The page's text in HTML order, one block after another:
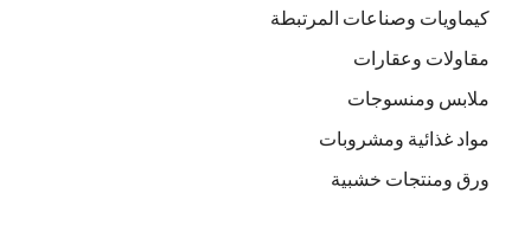
كيماويات وصناعات المرتبطة
مقاولات وعقارات
ملابس ومنسوجات
مواد غذائية ومشروبات
ورق ومنتجات خشبية